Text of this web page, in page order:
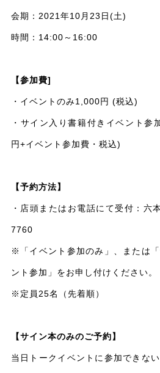
会期：2021年10月23日(土)
時間：14:00～16:00
【参加費]
・イベントのみ1,000円 (税込)
・サイン入り書籍付きイベント
円+イベント参加費・税込)
【予約方法】
・店頭またはお電話にて受付：
7760
※「イベント参加のみ」、または
ント参加」をお申し付けください。
※定員25名（先着順）
【サイン本のみのご予約】
当日トークイベントに参加できな